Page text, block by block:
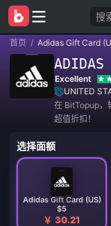
搜
首页 / Adidas Gift Card
Excellent
UNITED
在 BitTopup，
超值折扣！
选择面额
Adidas Gift Card (US)
$5
￥ 30.21